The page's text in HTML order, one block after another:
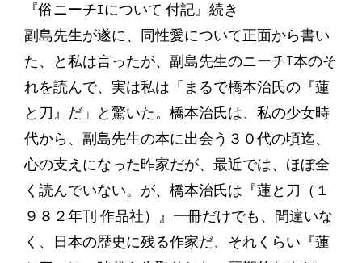
『俗ニーチｴについて 付記』続き
副島先生が遂に、同性愛について正面から書い
た、と私は言ったが、副島先生のニーチｴ本のそ
れを読んで、実は私は「まるで橋本治氏の『蓮
と刀』だ」と驚いた。橋本治氏は、私の少女時
代から、副島先生の本に出会う３０代の頃迄、
心の支えになった昨家だが、最近では、ほぼ全
く読んでいない。が、橋本治氏は『蓮と刀（１
９８２年刊 作品社）』一冊だけでも、間違いな
く、日本の歴史に残る作家だ、それくらい『蓮